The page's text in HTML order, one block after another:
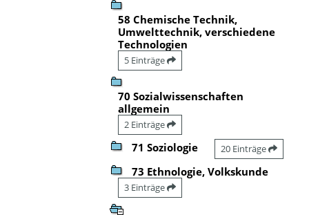
58 Chemische Technik,
Umwelttechnik, verschiedene
Technologien
5 Einträge
70 Sozialwissenschaften
allgemein
2 Einträge
71 Soziologie 20 Einträge
73 Ethnologie, Volkskunde
3 Einträge